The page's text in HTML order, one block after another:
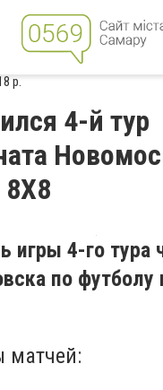
р.
4-й тур
8Х8
игры 4-го тура
по футболу
матчей: